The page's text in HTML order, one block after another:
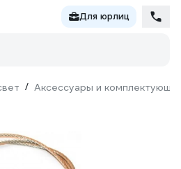
Для юрлиц
/ Аксессуары и